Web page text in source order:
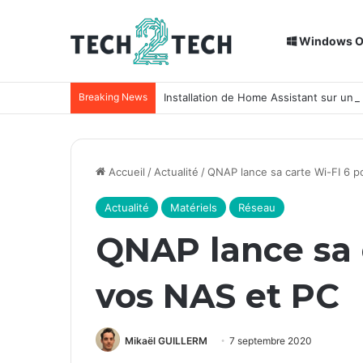
Windows
Breaking News Installation de Home Assistant sur un
Accueil / Actualité /QNAP lance sa carte Wi-FI 6
Actualité Matériels Réseau
QNAP lance
vos NAS et PC
Mikaël GUILLERM 7 septembre 2020